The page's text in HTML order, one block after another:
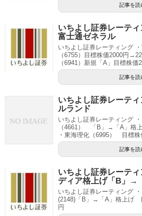
記事を読
いちよし証券レーティ
富士通ゼネラル
いちよし証券レーティング
（6755）目標株価2000円
（6941）新規「A」目標株価
記事を読
いちよし証券レーテ
ルランド
いちよし証券レーティング
（4661） 「B」→「A」格
・東海理化（6995） 目標株
記事を読
いちよし証券レーテ
ディア格上げ「B」→
いちよし証券レーティング
(2148)「B」→「A」格上げ
円